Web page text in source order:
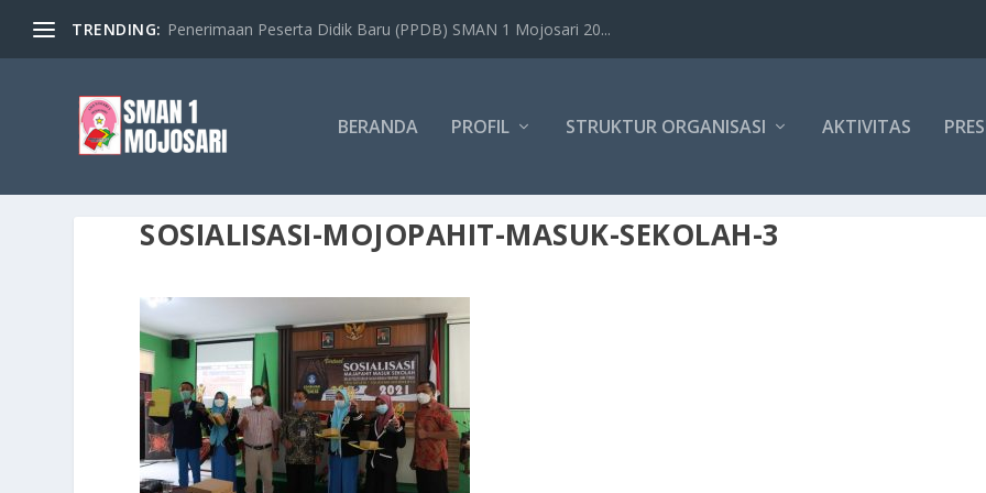
TRENDING: Penerimaan Peserta Didik Baru (PPDB) SMAN 1 Mojosari 20...
BERANDA PROFIL STRUKTUR ORGANISASI AKTIVITAS
SOSIALISASI-MOJOPAHIT-MASUK-SEKOLAH-3